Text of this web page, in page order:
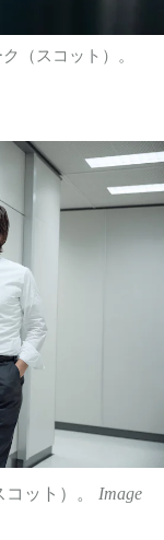
（スコット）。
ット）。
Image